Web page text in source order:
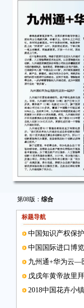
第08版： 综合
标题导航
中国知识产权保
中国国际进口博
九州通+华为云—
戊戌年黄帝故里
2018中国花卉小